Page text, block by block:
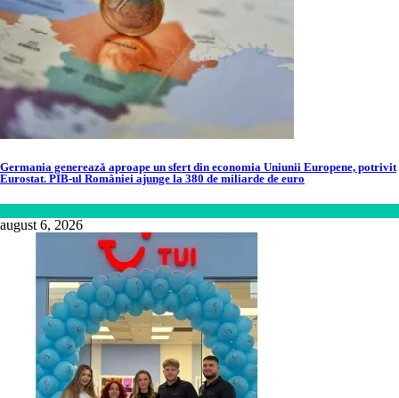
Germania generează aproape un sfert din economia Uniunii Europene, potrivit
Eurostat. PIB-ul României ajunge la 380 de miliarde de euro
august 6, 2026